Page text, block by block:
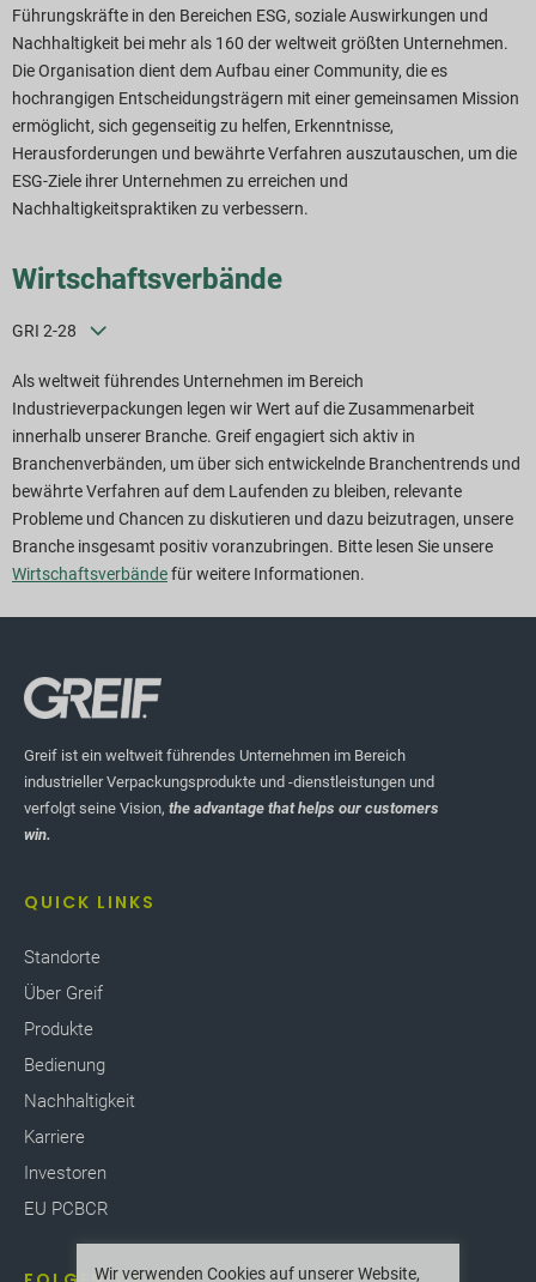
Führungskräfte in den Bereichen ESG, soziale Auswirkungen und
Nachhaltigkeit bei mehr als 160 der weltweit größten Unternehmen.
Die Organisation dient dem Aufbau einer Community, die es
hochrangigen Entscheidungsträgern mit einer gemeinsamen Mission
ermöglicht, sich gegenseitig zu helfen, Erkenntnisse,
Herausforderungen und bewährte Verfahren auszutauschen, um die
ESG-Ziele ihrer Unternehmen zu erreichen und
Nachhaltigkeitspraktiken zu verbessern.
Wirtschaftsverbände
GRI 2-28
Als weltweit führendes Unternehmen im Bereich
Industrieverpackungen legen wir Wert auf die Zusammenarbeit
innerhalb unserer Branche. Greif engagiert sich aktiv in
Branchenverbänden, um über sich entwickelnde Branchentrends und
bewährte Verfahren auf dem Laufenden zu bleiben, relevante
Probleme und Chancen zu diskutieren und dazu beizutragen, unsere
Branche insgesamt positiv voranzubringen. Bitte lesen Sie unsere
Wirtschaftsverbändefür weitere Informationen.
Greif ist ein weltweit führendes Unternehmen im Bereich
industrieller Verpackungsprodukte und -dienstleistungen und
verfolgt seine Vision, the advantage that helps our customers
win.
QUICK LINKS
Standorte
Über Greif
Produkte
Bedienung
Nachhaltigkeit
Karriere
Investoren
EU PCBCR
Wir verwenden Cookies auf unserer Website,